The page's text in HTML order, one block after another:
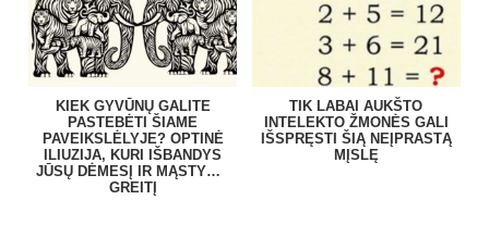
KIEK GYVŪNŲ GALITE
PASTEBĖTI ŠIAME
PAVEIKSLĖLYJE? OPTINĖ
ILIUZIJA, KURI IŠBANDYS
JŪSŲ DĖMESĮ IR MĄSTYMO
GREITĮ
TIK LABAI AUKŠTO
INTELEKTO ŽMONĖS GALI
IŠSPRĘSTI ŠIĄ NEĮPRASTĄ
MĮSLĘ